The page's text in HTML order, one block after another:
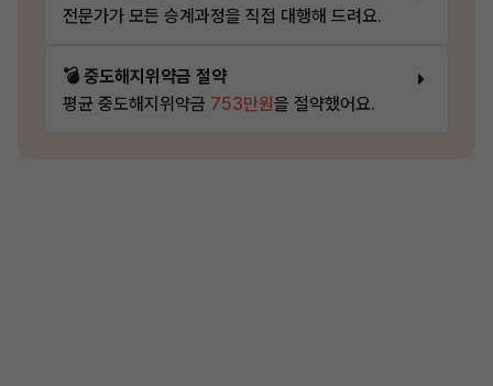
전문가가 모든 승계과정을 직접 대행해 드려요.
💣 중도해지위약금 절약
평균 중도해지위약금 753만원을 절약했어요.